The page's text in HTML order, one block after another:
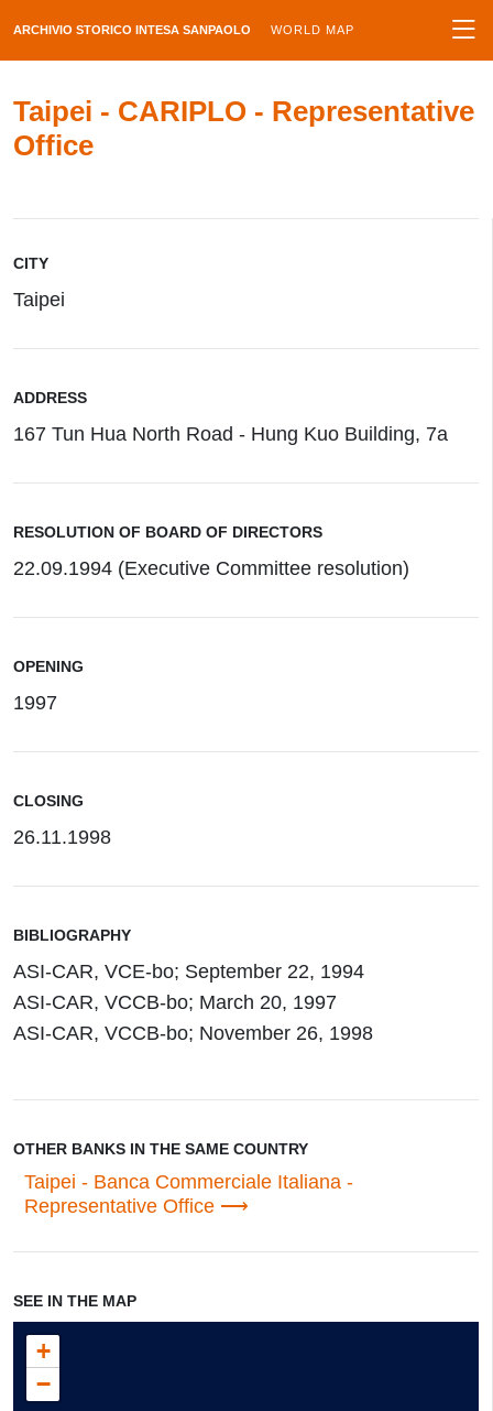
ARCHIVIO STORICO INTESA SANPAOLO WORLD MAP
Taipei - CARIPLO - Representative
Office
CITY
Taipei
ADDRESS
167 Tun Hua North Road - Hung Kuo Building, 7a
RESOLUTION OF BOARD OF DIRECTORS
22.09.1994 (Executive Committee resolution)
OPENING
1997
CLOSING
26.11.1998
BIBLIOGRAPHY
ASI-CAR, VCE-bo; September 22, 1994
ASI-CAR, VCCB-bo; March 20, 1997
ASI-CAR, VCCB-bo; November 26, 1998
OTHER BANKS IN THE SAME COUNTRY
Taipei - Banca Commerciale Italiana -
Representative Office
SEE IN THE MAP
+
−